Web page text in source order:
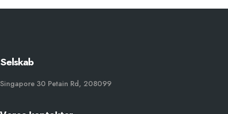
Selskab
Singapore 30 Petain Rd, 208099